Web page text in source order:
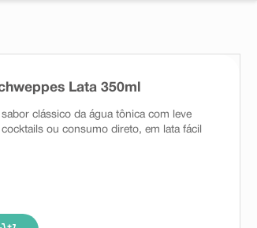
Lata 350ml
clássico da água tônica com leve
ou consumo direto, em lata fácil